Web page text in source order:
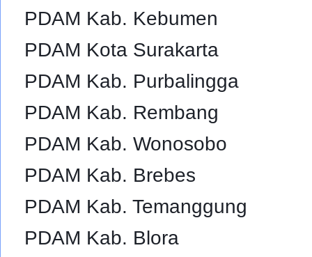
PDAM Kab. Kebumen
PDAM Kota Surakarta
PDAM Kab. Purbalingga
PDAM Kab. Rembang
PDAM Kab. Wonosobo
PDAM Kab. Brebes
PDAM Kab. Temanggung
PDAM Kab. Blora